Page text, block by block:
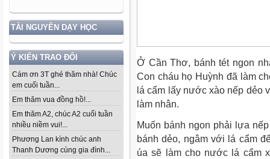
TÀI NGUYÊN DẠY HỌC
Ý KIẾN TRAO ĐỔI
Cám ơn 3T ghé thăm nhà! Chúc
em cuối tuần...
Em thăm vua đồng hồ!...
Em thăm A2, chúc A2 cuối tuần
nhiều niềm vui!...
Phương Lan kính chúc anh
Thanh Dương cùng gia đình...
Ở Cần Thơ, bánh tét ngon
Con cháu họ Huỳnh đã làm
lá cẩm lấy nước xào nếp dẻo
làm nhân.
Muốn bánh ngon phải lựa
bánh dẻo, ngâm với lá cẩm
úa sẽ làm cho nước lá cẩm